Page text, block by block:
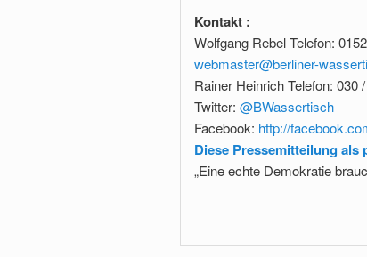
Kontakt :
Wolfgang Rebel Telefon:
webmaster@berliner-
Rainer Heinrich Telefon: 030
Twitter: @BWassertisch
Facebook: http://
Diese Pressemitteilung als
„Eine echte Demokratie